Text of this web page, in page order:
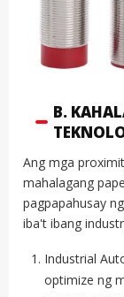
B.
Ang mga
mahalagang
pagpapahusay
iba't ibang
Industrial
optimize ng